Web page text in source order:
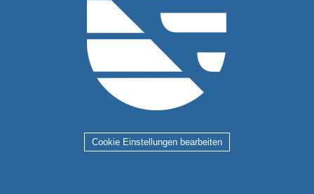
Cookie Einstellungen bearbeiten